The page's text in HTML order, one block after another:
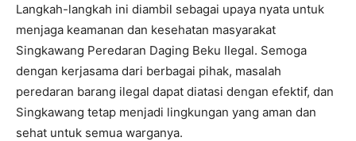
Langkah-langkah ini diambil sebagai upaya nyata untuk
menjaga keamanan dan kesehatan masyarakat
Singkawang Peredaran Daging Beku Ilegal. Semoga
dengan kerjasama dari berbagai pihak, masalah
peredaran barang ilegal dapat diatasi dengan efektif, dan
Singkawang tetap menjadi lingkungan yang aman dan
sehat untuk semua warganya.